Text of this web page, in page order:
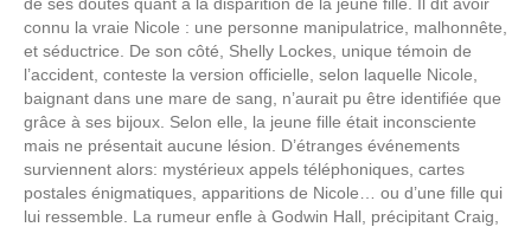
connu la vraie Nicole : une personne manipulatrice, malhonnête,
et séductrice. De son côté, Shelly Lockes, unique témoin de
l’accident, conteste la version officielle, selon laquelle Nicole,
baignant dans une mare de sang, n’aurait pu être identifiée que
grâce à ses bijoux. Selon elle, la jeune fille était inconsciente
mais ne présentait aucune lésion. D’étranges événements
surviennent alors: mystérieux appels téléphoniques, cartes
postales énigmatiques, apparitions de Nicole… ou d’une fille qui
lui ressemble. La rumeur enfle à Godwin Hall, précipitant Craig,